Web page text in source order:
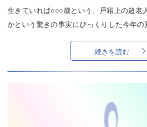
生きていれば○○○歳という、戸籍上の超老
かという驚きの事実にびっくりした今年の
続きを読む